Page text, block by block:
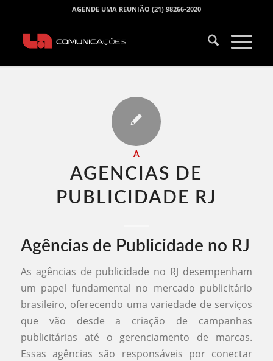
AGENDE UMA REUNIÃO (21) 98266-2020
A
AGENCIAS DE
PUBLICIDADE RJ​
Agências de Publicidade no RJ
As agências de publicidade no RJ desempenham
um papel fundamental no mercado publicitário
brasileiro, oferecendo uma variedade de serviços
que vão desde a criação de campanhas
publicitárias até o gerenciamento de marcas.
Essas agências são responsáveis por conectar